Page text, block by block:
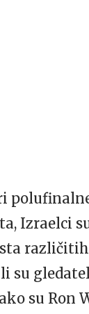
Izraelci
su
su Ron